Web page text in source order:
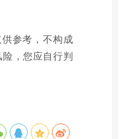
参考，不构成
，您应自行判